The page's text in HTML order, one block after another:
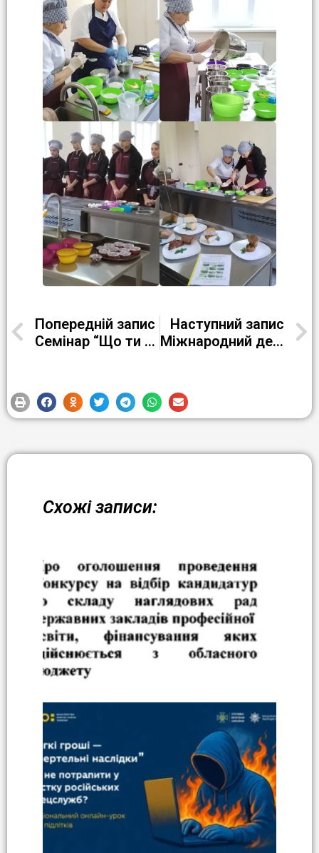
Попередній запис
Семінар “Що ти знаєш про каву?”
Наступний запис
Міжнародний день кухаря і кулінара
Схожі записи: